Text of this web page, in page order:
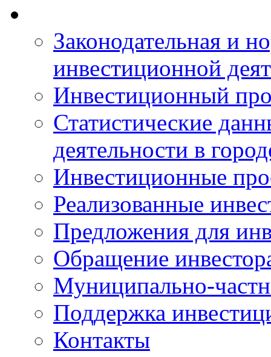
Законодательная и
инвестиционной
Инвестиционный
Статистические
деятельности в
Инвестиционные
Реализованные
Предложения для
Обращение
Муниципально-
Поддержка
Контакты